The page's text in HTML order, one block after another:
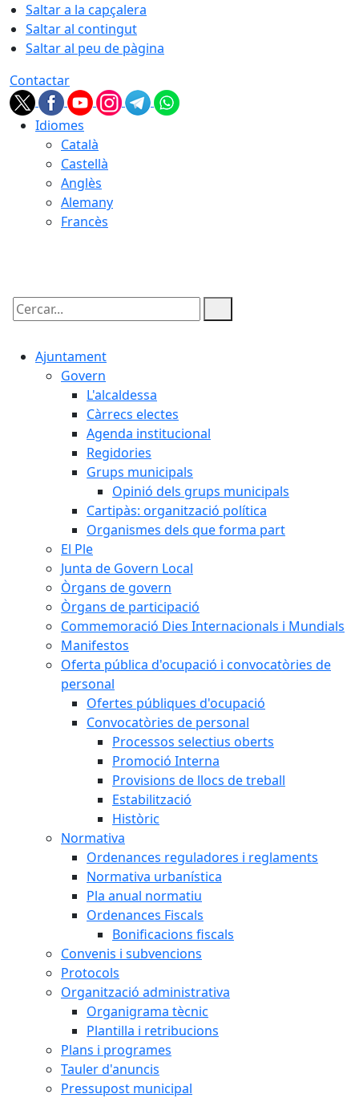
Saltar a la capçalera
Saltar al contingut
Saltar al peu de pàgina
Contactar
Idiomes
Català
Castellà
Anglès
Alemany
Francès
Cercar:
Ajuntament
Govern
L'alcaldessa
Càrrecs electes
Agenda institucional
Regidories
Grups municipals
Opinió dels grups municipals
Cartipàs: organització política
Organismes dels que forma part
El Ple
Junta de Govern Local
Òrgans de govern
Òrgans de participació
Commemoració Dies Internacionals i Mundials
Manifestos
Oferta pública d'ocupació i convocatòries de
personal
Ofertes públiques d'ocupació
Convocatòries de personal
Processos selectius oberts
Promoció Interna
Provisions de llocs de treball
Estabilització
Històric
Normativa
Ordenances reguladores i reglaments
Normativa urbanística
Pla anual normatiu
Ordenances Fiscals
Bonificacions fiscals
Convenis i subvencions
Protocols
Organització administrativa
Organigrama tècnic
Plantilla i retribucions
Plans i programes
Tauler d'anuncis
Pressupost municipal